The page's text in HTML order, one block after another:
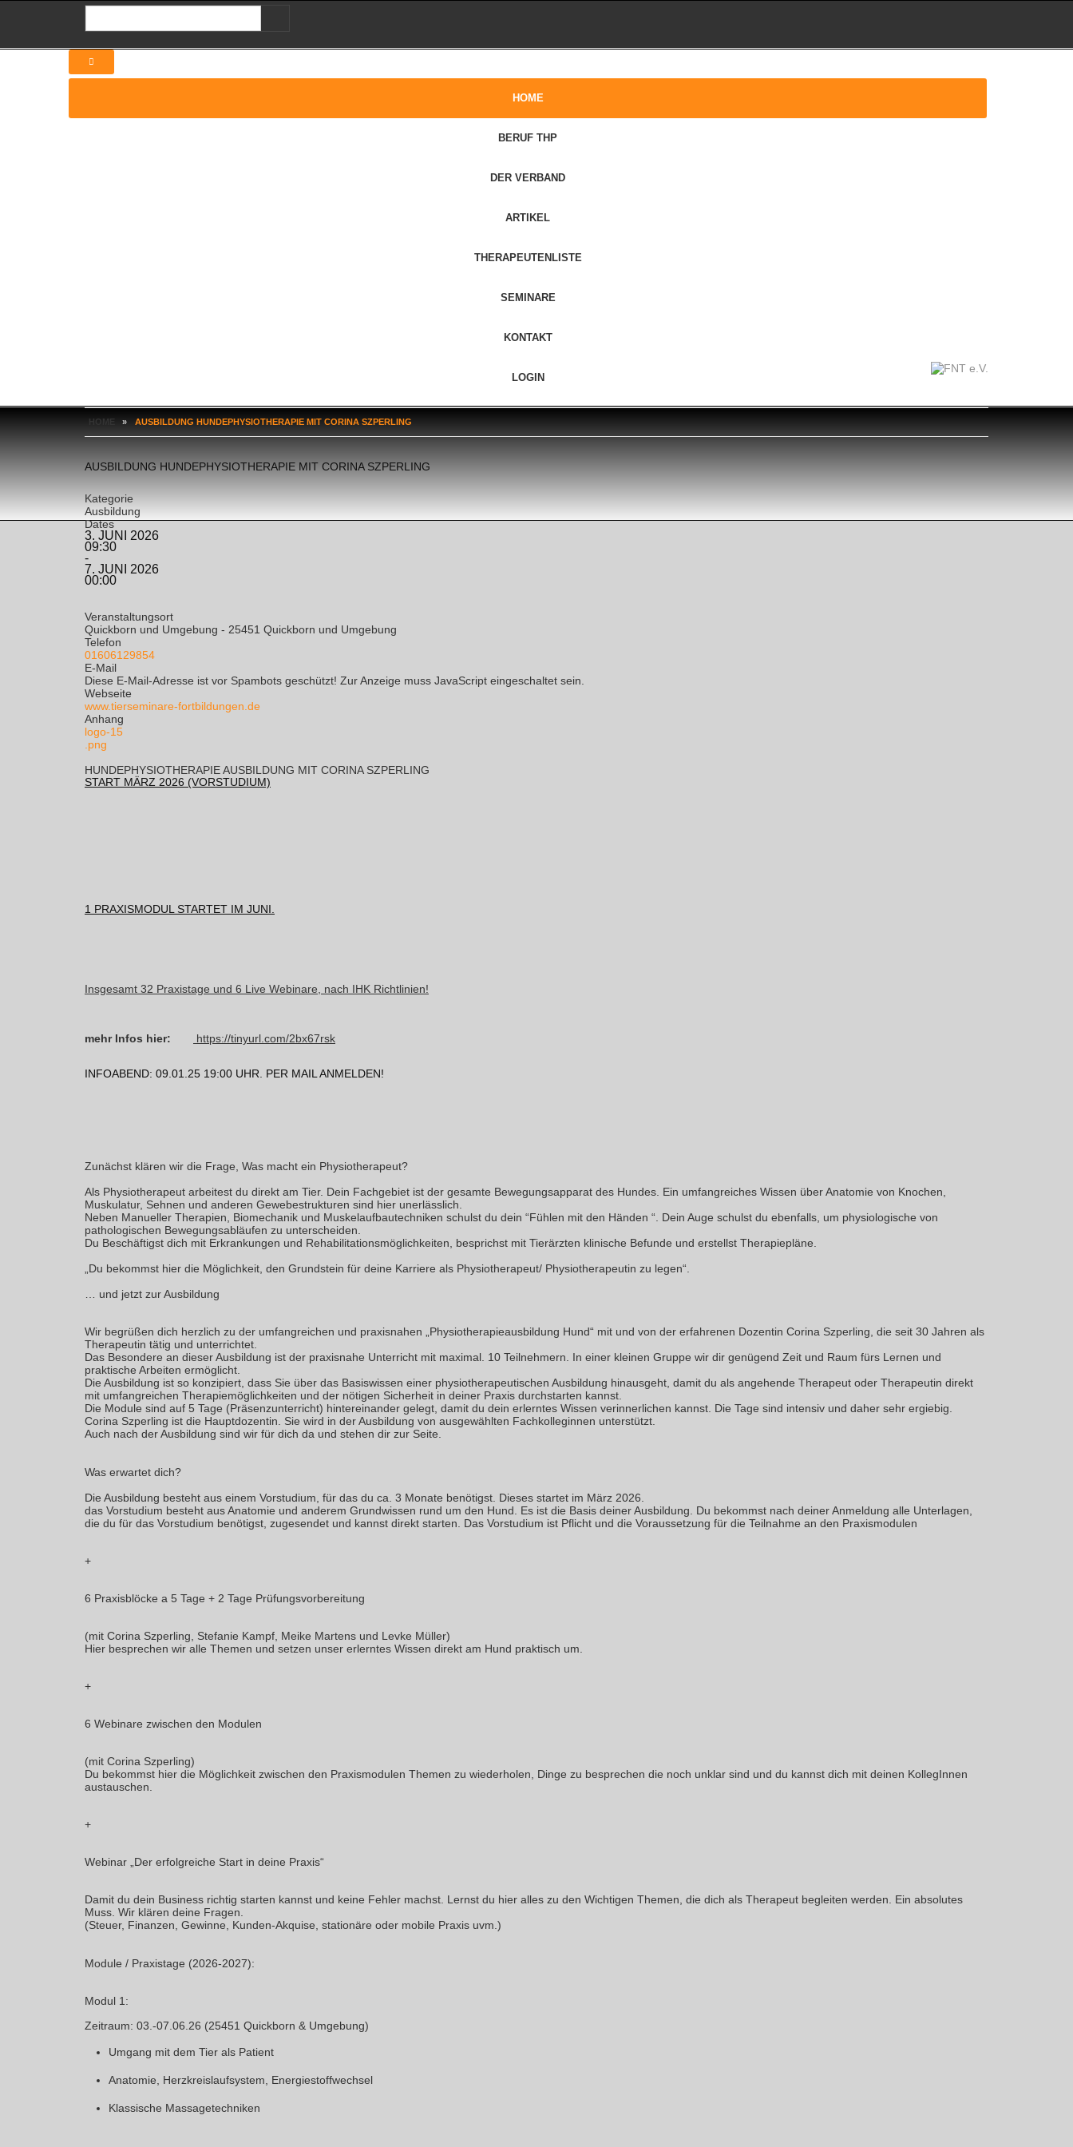
HOME
BERUF THP
DER VERBAND
ARTIKEL
THERAPEUTENLISTE
SEMINARE
KONTAKT
LOGIN
HOME » AUSBILDUNG HUNDEPHYSIOTHERAPIE MIT CORINA SZPERLING
AUSBILDUNG HUNDEPHYSIOTHERAPIE MIT CORINA SZPERLING
Kategorie
Ausbildung
Dates
3. JUNI 2026
09:30
-
7. JUNI 2026
00:00
Veranstaltungsort
Quickborn und Umgebung - 25451 Quickborn und Umgebung
Telefon
01606129854
E-Mail
Diese E-Mail-Adresse ist vor Spambots geschützt! Zur Anzeige muss JavaScript eingeschaltet sein.
Webseite
www.tierseminare-fortbildungen.de
Anhang
logo-15
.png
HUNDEPHYSIOTHERAPIE AUSBILDUNG MIT CORINA SZPERLING
START MÄRZ 2026 (VORSTUDIUM)
1 PRAXISMODUL STARTET IM JUNI.
Insgesamt 32 Praxistage und 6 Live Webinare, nach IHK Richtlinien!
mehr Infos hier: https://tinyurl.com/2bx67rsk
INFOABEND: 09.01.25 19:00 UHR. PER MAIL ANMELDEN!
Zunächst klären wir die Frage, Was macht ein Physiotherapeut?
Als Physiotherapeut arbeitest du direkt am Tier. Dein Fachgebiet ist der gesamte Bewegungsapparat des Hundes. Ein umfangreiches Wissen über Anatomie von Knochen,
Muskulatur, Sehnen und anderen Gewebestrukturen sind hier unerlässlich.
Neben Manueller Therapien, Biomechanik und Muskelaufbautechniken schulst du dein “Fühlen mit den Händen “. Dein Auge schulst du ebenfalls, um physiologische von
pathologischen Bewegungsabläufen zu unterscheiden.
Du Beschäftigst dich mit Erkrankungen und Rehabilitationsmöglichkeiten, besprichst mit Tierärzten klinische Befunde und erstellst Therapiepläne.
„Du bekommst hier die Möglichkeit, den Grundstein für deine Karriere als Physiotherapeut/ Physiotherapeutin zu legen“.
… und jetzt zur Ausbildung
Wir begrüßen dich herzlich zu der umfangreichen und praxisnahen „Physiotherapieausbildung Hund“ mit und von der erfahrenen Dozentin Corina Szperling, die seit 30 Jahren als
Therapeutin tätig und unterrichtet.
Das Besondere an dieser Ausbildung ist der praxisnahe Unterricht mit maximal. 10 Teilnehmern. In einer kleinen Gruppe wir dir genügend Zeit und Raum fürs Lernen und
praktische Arbeiten ermöglicht.
Die Ausbildung ist so konzipiert, dass Sie über das Basiswissen einer physiotherapeutischen Ausbildung hinausgeht, damit du als angehende Therapeut oder Therapeutin direkt
mit umfangreichen Therapiemöglichkeiten und der nötigen Sicherheit in deiner Praxis durchstarten kannst.
Die Module sind auf 5 Tage (Präsenzunterricht) hintereinander gelegt, damit du dein erlerntes Wissen verinnerlichen kannst. Die Tage sind intensiv und daher sehr ergiebig.
Corina Szperling ist die Hauptdozentin. Sie wird in der Ausbildung von ausgewählten Fachkolleginnen unterstützt.
Auch nach der Ausbildung sind wir für dich da und stehen dir zur Seite.
Was erwartet dich?
Die Ausbildung besteht aus einem Vorstudium, für das du ca. 3 Monate benötigst. Dieses startet im März 2026.
das Vorstudium besteht aus Anatomie und anderem Grundwissen rund um den Hund. Es ist die Basis deiner Ausbildung. Du bekommst nach deiner Anmeldung alle Unterlagen,
die du für das Vorstudium benötigst, zugesendet und kannst direkt starten. Das Vorstudium ist Pflicht und die Voraussetzung für die Teilnahme an den Praxismodulen
+
6 Praxisblöcke a 5 Tage + 2 Tage Prüfungsvorbereitung
(mit Corina Szperling, Stefanie Kampf, Meike Martens und Levke Müller)
Hier besprechen wir alle Themen und setzen unser erlerntes Wissen direkt am Hund praktisch um.
+
6 Webinare zwischen den Modulen
(mit Corina Szperling)
Du bekommst hier die Möglichkeit zwischen den Praxismodulen Themen zu wiederholen, Dinge zu besprechen die noch unklar sind und du kannst dich mit deinen KollegInnen
austauschen.
+
Webinar „Der erfolgreiche Start in deine Praxis“
Damit du dein Business richtig starten kannst und keine Fehler machst. Lernst du hier alles zu den Wichtigen Themen, die dich als Therapeut begleiten werden. Ein absolutes
Muss. Wir klären deine Fragen.
(Steuer, Finanzen, Gewinne, Kunden-Akquise, stationäre oder mobile Praxis uvm.)
Module / Praxistage (2026-2027):
Modul 1:
Zeitraum: 03.-07.06.26 (25451 Quickborn & Umgebung)
Umgang mit dem Tier als Patient
Anatomie, Herzkreislaufsystem, Energiestoffwechsel
Klassische Massagetechniken